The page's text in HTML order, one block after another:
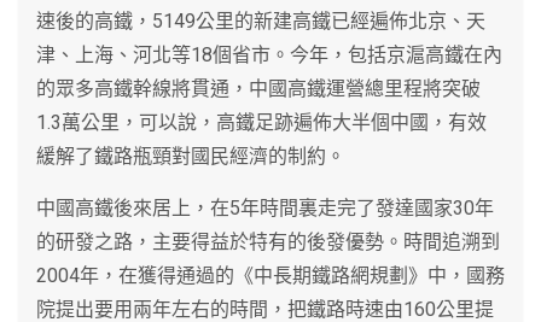
速後的高鐵，5149公里的新建高鐵已經遍佈北京、天
津、上海、河北等18個省市。今年，包括京滬高鐵在內
的眾多高鐵幹線將貫通，中國高鐵運營總里程將突破
1.3萬公里，可以說，高鐵足跡遍佈大半個中國，有效
緩解了鐵路瓶頸對國民經濟的制約。
中國高鐵後來居上，在5年時間裏走完了發達國家30年
的研發之路，主要得益於特有的後發優勢。時間追溯到
2004年，在獲得通過的《中長期鐵路網規劃》中，國務
院提出要用兩年左右的時間，把鐵路時速由160公里提